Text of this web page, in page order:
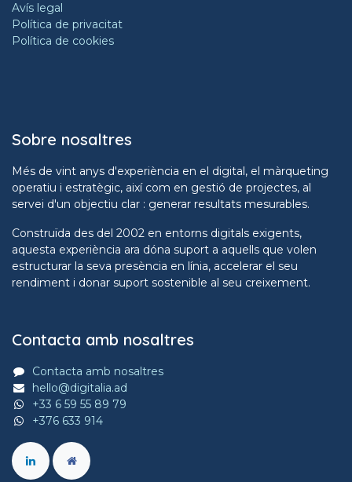
Avís legal
Política de privacitat
Política de cookies
Sobre nosaltres
Més de vint anys d'experiència en el digital, el màrqueting
operatiu i estratègic, així com en gestió de projectes, al
servei d'un objectiu clar : generar resultats mesurables.
Construïda des del 2002 en entorns digitals exigents,
aquesta experiència ara dóna suport a aquells que volen
estructurar la seva presència en línia, accelerar el seu
rendiment i donar suport sostenible al seu creixement.
Contacta amb nosaltres
Contacta amb nosaltres
hello@digitalia.ad
+33 6 59 55 89 79
+376 633 914